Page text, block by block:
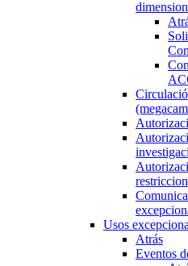
Usos
Atrás
Eventos